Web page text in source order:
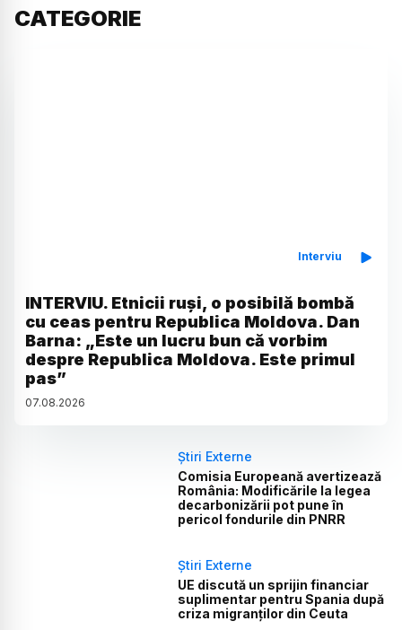
CATEGORIE
Interviu
INTERVIU. Etnicii ruși, o posibilă bombă
cu ceas pentru Republica Moldova. Dan
Barna: „Este un lucru bun că vorbim
despre Republica Moldova. Este primul
pas”
07.08.2026
Știri Externe
Comisia Europeană avertizează
România: Modificările la legea
decarbonizării pot pune în
pericol fondurile din PNRR
Știri Externe
UE discută un sprijin financiar
suplimentar pentru Spania după
criza migranților din Ceuta